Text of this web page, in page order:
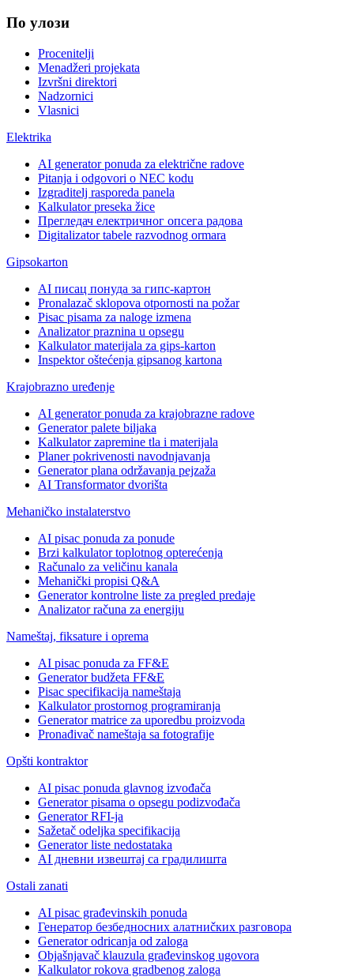
По улози
Procenitelji
Menadžeri projekata
Izvršni direktori
Nadzornici
Vlasnici
Elektrika
AI generator ponuda za električne radove
Pitanja i odgovori o NEC kodu
Izgraditelj rasporeda panela
Kalkulator preseka žice
Прегледач електричног опсега радова
Digitalizator tabele razvodnog ormara
Gipsokarton
AI писац понуда за гипс-картон
Pronalazač sklopova otpornosti na požar
Pisac pisama za naloge izmena
Analizator praznina u opsegu
Kalkulator materijala za gips-karton
Inspektor oštećenja gipsanog kartona
Krajobrazno uređenje
AI generator ponuda za krajobrazne radove
Generator palete biljaka
Kalkulator zapremine tla i materijala
Planer pokrivenosti navodnjavanja
Generator plana održavanja pejzaža
AI Transformator dvorišta
Mehaničko instalaterstvo
AI pisac ponuda za ponude
Brzi kalkulator toplotnog opterećenja
Računalo za veličinu kanala
Mehanički propisi Q&A
Generator kontrolne liste za pregled predaje
Analizator računa za energiju
Nameštaj, fiksature i oprema
AI pisac ponuda za FF&E
Generator budžeta FF&E
Pisac specifikacija nameštaja
Kalkulator prostornog programiranja
Generator matrice za uporedbu proizvoda
Pronađivač nameštaja sa fotografije
Opšti kontraktor
AI pisac ponuda glavnog izvođača
Generator pisama o opsegu podizvođača
Generator RFI-ja
Sažetač odeljka specifikacija
Generator liste nedostataka
AI дневни извештај са градилишта
Ostali zanati
AI pisac građevinskih ponuda
Генератор безбедносних алатниčких разговора
Generator odricanja od zaloga
Objašnjavač klauzula građevinskog ugovora
Kalkulator rokova gradbenog zaloga